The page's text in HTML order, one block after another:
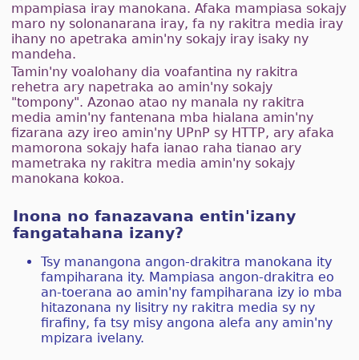
mpampiasa iray manokana. Afaka mampiasa sokajy
maro ny solonanarana iray, fa ny rakitra media iray
ihany no apetraka amin'ny sokajy iray isaky ny
mandeha.
Tamin'ny voalohany dia voafantina ny rakitra
rehetra ary napetraka ao amin'ny sokajy
"tompony". Azonao atao ny manala ny rakitra
media amin'ny fantenana mba hialana amin'ny
fizarana azy ireo amin'ny UPnP sy HTTP, ary afaka
mamorona sokajy hafa ianao raha tianao ary
mametraka ny rakitra media amin'ny sokajy
manokana kokoa.
Inona no fanazavana entin'izany
fangatahana izany?
Tsy manangona angon-drakitra manokana ity
fampiharana ity. Mampiasa angon-drakitra eo
an-toerana ao amin'ny fampiharana izy io mba
hitazonana ny lisitry ny rakitra media sy ny
firafiny, fa tsy misy angona alefa any amin'ny
mpizara ivelany.